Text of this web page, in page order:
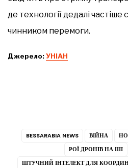
де технології дедалі
чинником перемоги.
Джерело: УНІАН
BESSARABIA NEWS ВІЙНА
РОЇ ДРОНІВ НА ШІ
ШТУЧНИЙ ІНТЕЛЕКТ ДЛЯ